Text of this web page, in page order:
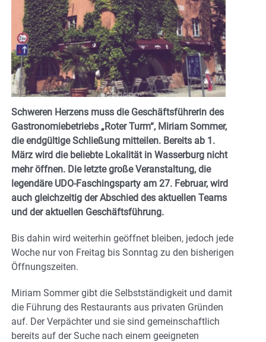
Schweren Herzens muss die Geschäftsführerin des
Gastronomiebetriebs „Roter Turm“, Miriam Sommer,
die endgültige Schließung mitteilen. Bereits ab 1.
März wird die beliebte Lokalität in Wasserburg nicht
mehr öffnen. Die letzte große Veranstaltung, die
legendäre UDO-Faschingsparty am 27. Februar, wird
auch gleichzeitig der Abschied des aktuellen Teams
und der aktuellen Geschäftsführung.
Bis dahin wird weiterhin geöffnet bleiben, jedoch jede
Woche nur von Freitag bis Sonntag zu den bisherigen
Öffnungszeiten.
Miriam Sommer gibt die Selbstständigkeit und damit
die Führung des Restaurants aus privaten Gründen
auf. Der Verpächter und sie sind gemeinschaftlich
bereits auf der Suche nach einem geeigneten